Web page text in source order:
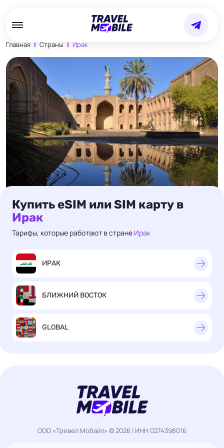
Главная Страны Ирак
Купить eSIM или SIM карту в
Ирак
Тарифы, которые работают в стране Ирак
ИРАК
БЛИЖНИЙ ВОСТОК
GLOBAL
ООО «Тревел Мобайл» © 2026 | ИНН 0274398016